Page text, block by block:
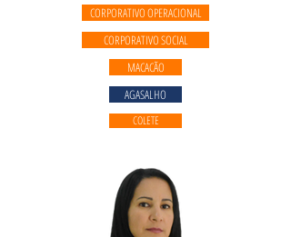
CORPORATIVO OPERACIONAL
CORPORATIVO SOCIAL
MACACÃO
AGASALHO
COLETE